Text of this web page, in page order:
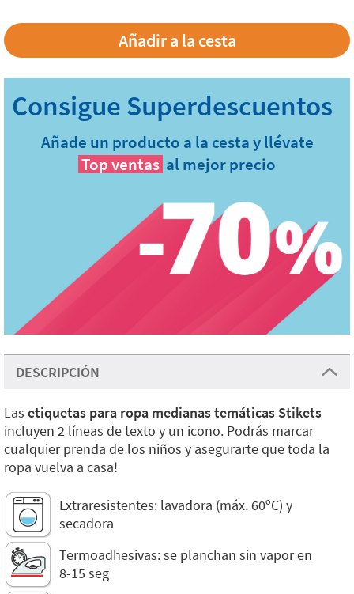
Añade un producto a la cesta y llévate
Top ventas al mejor precio
DESCRIPCIÓN
Las etiquetas para ropa medianas temáticas Stikets
incluyen 2 líneas de texto y un icono. Podrás marcar
cualquier prenda de los niños y asegurarte que toda la
ropa vuelva a casa!
Extraresistentes: lavadora (máx. 60ºC) y
secadora
Termoadhesivas: se planchan sin vapor en
8-15 seg